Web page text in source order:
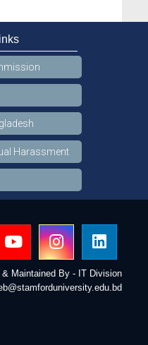
Harassment
& Maintained By - IT Division